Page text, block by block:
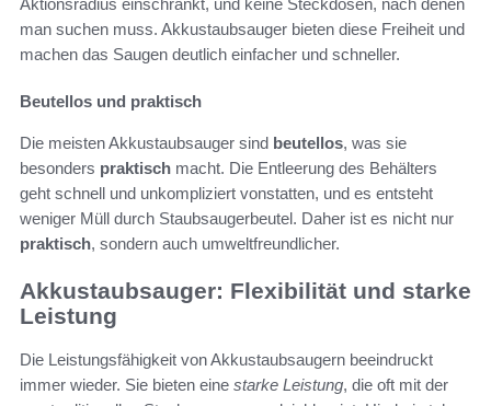
man suchen muss. Akkustaubsauger bieten diese Freiheit und
machen das Saugen deutlich einfacher und schneller.
Beutellos und praktisch
Die meisten Akkustaubsauger sind beutellos, was sie
besonders praktisch macht. Die Entleerung des Behälters
geht schnell und unkompliziert vonstatten, und es entsteht
weniger Müll durch Staubsaugerbeutel. Daher ist es nicht nur
praktisch, sondern auch umweltfreundlicher.
Akkustaubsauger: Flexibilität und starke
Leistung
Die Leistungsfähigkeit von Akkustaubsaugern beeindruckt
immer wieder. Sie bieten eine starke Leistung, die oft mit der